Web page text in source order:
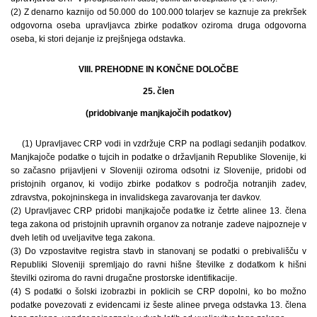
(2) Z denarno kaznijo od 50.000 do 100.000 tolarjev se kaznuje za prekršek
odgovorna oseba upravljavca zbirke podatkov oziroma druga odgovorna
oseba, ki stori dejanje iz prejšnjega odstavka.
VIII. PREHODNE IN KONČNE DOLOČBE
25. člen
(pridobivanje manjkajočih podatkov)
(1) Upravljavec CRP vodi in vzdržuje CRP na podlagi sedanjih podatkov.
Manjkajoče podatke o tujcih in podatke o državljanih Republike Slovenije, ki
so začasno prijavljeni v Sloveniji oziroma odsotni iz Slovenije, pridobi od
pristojnih organov, ki vodijo zbirke podatkov s področja notranjih zadev,
zdravstva, pokojninskega in invalidskega zavarovanja ter davkov.
(2) Upravljavec CRP pridobi manjkajoče podatke iz četrte alinee 13. člena
tega zakona od pristojnih upravnih organov za notranje zadeve najpozneje v
dveh letih od uveljavitve tega zakona.
(3) Do vzpostavitve registra stavb in stanovanj se podatki o prebivališču v
Republiki Sloveniji spremljajo do ravni hišne številke z dodatkom k hišni
številki oziroma do ravni drugačne prostorske identifikacije.
(4) S podatki o šolski izobrazbi in poklicih se CRP dopolni, ko bo možno
podatke povezovati z evidencami iz šeste alinee prvega odstavka 13. člena